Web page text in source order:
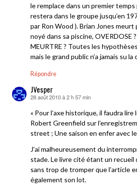
le remplace dans un premier temps
restera dans le groupe jusqu’en
par Ron Wood ). Brian Jones meurt
noyé dans sa piscine, OVERDOSE
MEURTRE ? Toutes les
mais le grand public n’a jamais su
Répondre
JVesper
dit :
28 août 2010 à 2 h 57 min
« Pour l’axe historique, il faudra
Robert Greenfield sur
street ; Une saison en enfer avec
J’ai malheureusement du
stade. Le livre cité étant un recueil
sans trop de tromper que l’article
également son lot.